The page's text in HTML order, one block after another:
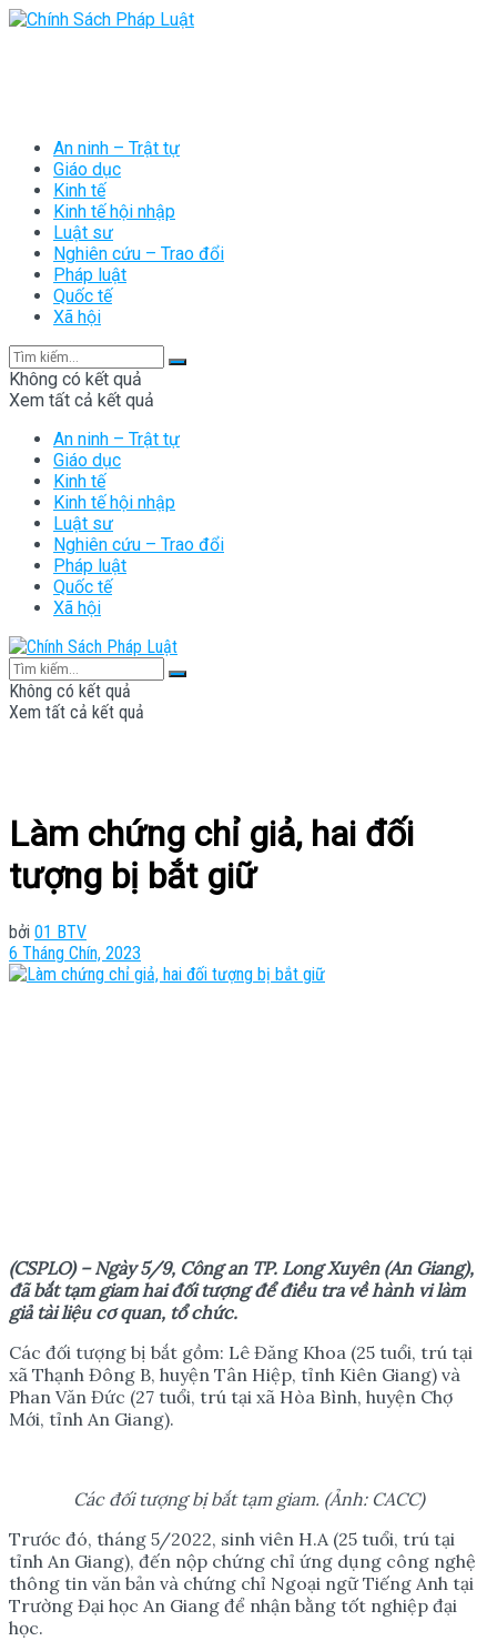
An ninh – Trật tự
Giáo dục
Kinh tế
Kinh tế hội nhập
Luật sư
Nghiên cứu – Trao đổi
Pháp luật
Quốc tế
Xã hội
Không có kết quả
Xem tất cả kết quả
An ninh – Trật tự
Giáo dục
Kinh tế
Kinh tế hội nhập
Luật sư
Nghiên cứu – Trao đổi
Pháp luật
Quốc tế
Xã hội
Không có kết quả
Xem tất cả kết quả
Làm chứng chỉ giả, hai đối
tượng bị bắt giữ
bởi 01 BTV
6 Tháng Chín, 2023
(CSPLO) – Ngày 5/9, Công an TP. Long Xuyên (An Giang),
đã bắt tạm giam hai đối tượng để điều tra về hành vi làm
giả tài liệu cơ quan, tổ chức.
Các đối tượng bị bắt gồm: Lê Đăng Khoa (25 tuổi, trú tại
xã Thạnh Đông B, huyện Tân Hiệp, tỉnh Kiên Giang) và
Phan Văn Đức (27 tuổi, trú tại xã Hòa Bình, huyện Chợ
Mới, tỉnh An Giang).
Các đối tượng bị bắt tạm giam. (Ảnh: CACC)
Trước đó, tháng 5/2022, sinh viên H.A (25 tuổi, trú tại
tỉnh An Giang), đến nộp chứng chỉ ứng dụng công nghệ
thông tin văn bản và chứng chỉ Ngoại ngữ Tiếng Anh tại
Trường Đại học An Giang để nhận bằng tốt nghiệp đại
học.